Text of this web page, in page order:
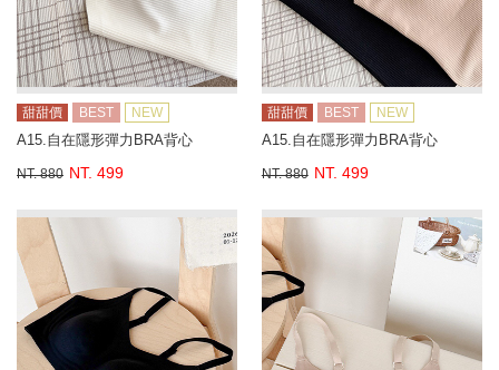
甜甜價 BEST NEW
A15.自在隱形彈力BRA背心
NT. 880 NT. 499
甜甜價 BEST NEW
A15.自在隱形彈力BRA背心
NT. 880 NT. 499